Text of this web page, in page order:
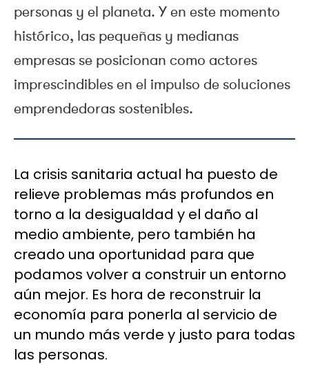
personas y el planeta. Y en este momento
histórico, las pequeñas y medianas
empresas se posicionan como actores
imprescindibles en el impulso de soluciones
emprendedoras sostenibles.
La crisis sanitaria actual ha puesto de
relieve problemas más profundos en
torno a la desigualdad y el daño al
medio ambiente, pero también ha
creado una oportunidad para que
podamos volver a construir un entorno
aún mejor. Es hora de reconstruir la
economía para ponerla al servicio de
un mundo más verde y justo para todas
las personas.